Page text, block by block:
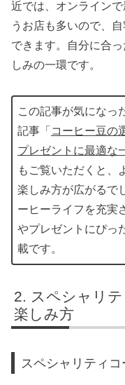
近では、オンライン
うお店も多いので、
できます。自分に合
しみの一環です。
この記事が気になっ
記事「 コーヒー豆の
プレゼントに最適な
もご覧いただくと、
楽しみ方が広がるで
ーヒーライフを充実
やプレゼントにぴっ
載です。
スペシャリ
楽しみ方
スペシャリティ